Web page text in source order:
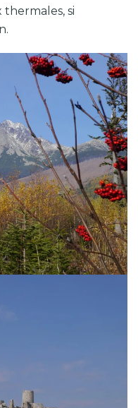
si
les Hautes Tatras
Spiss